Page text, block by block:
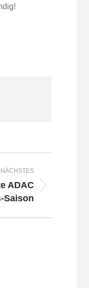
NÄCHSTES
ADAC
Saison